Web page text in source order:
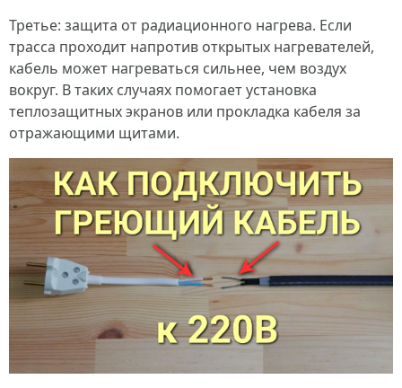
Третье: защита от радиационного нагрева. Если
трасса проходит напротив открытых нагревателей,
кабель может нагреваться сильнее, чем воздух
вокруг. В таких случаях помогает установка
теплозащитных экранов или прокладка кабеля за
отражающими щитами.